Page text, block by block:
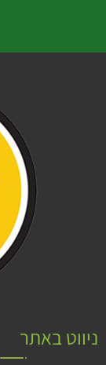
ניווט באתר